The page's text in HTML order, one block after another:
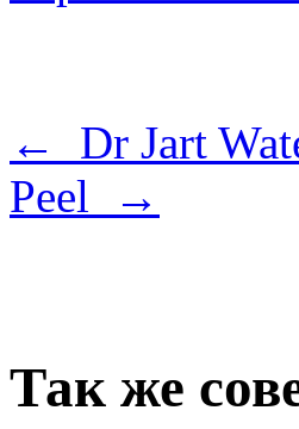
← Dr Jart
Peel →
Так же